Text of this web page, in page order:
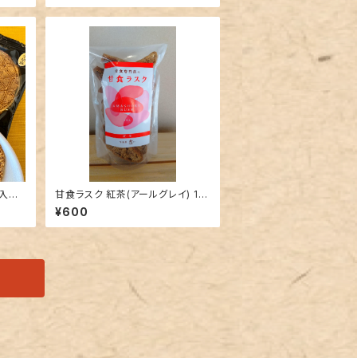
箱
甘食ラスク 紅茶(アールグレイ) 10
0g入 チャック袋
¥600